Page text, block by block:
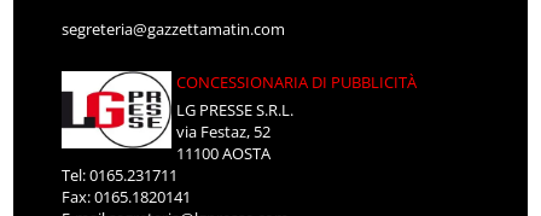
segreteria@gazzettamatin.com
CONCESSIONARIA DI PUBBLICITÀ
LG PRESSE S.R.L.
via Festaz, 52
11100 AOSTA
Tel: 0165.231711
Fax: 0165.1820141